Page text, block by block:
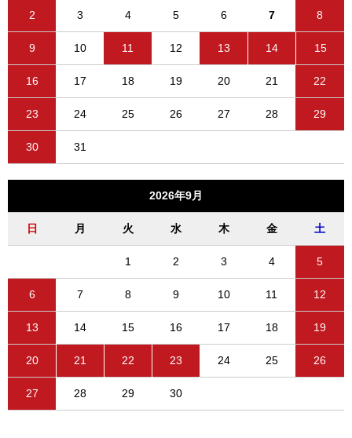
2 3 4 5 6 7 8
9 10 11 12 13 14 15
16 17 18 19 20 21 22
23 24 25 26 27 28 29
30 31
2026年9月
日 月 火 水 木 金 土
1 2 3 4 5
6 7 8 9 10 11 12
13 14 15 16 17 18 19
20 21 22 23 24 25 26
27 28 29 30